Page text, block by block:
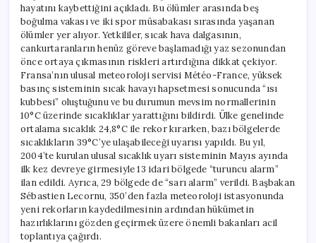
hayatını kaybettiğini açıkladı. Bu ölümler arasında beş
boğulma vakası ve iki spor müsabakası sırasında yaşanan
ölümler yer alıyor. Yetkililer, sıcak hava dalgasının,
cankurtaranların henüz göreve başlamadığı yaz sezonundan
önce ortaya çıkmasının riskleri artırdığına dikkat çekiyor.
Fransa’nın ulusal meteoroloji servisi Météo-France, yüksek
basınç sisteminin sıcak havayı hapsetmesi sonucunda “ısı
kubbesi” oluştuğunu ve bu durumun mevsim normallerinin
10°C üzerinde sıcaklıklar yarattığını bildirdi. Ülke genelinde
ortalama sıcaklık 24,8°C ile rekor kırarken, bazı bölgelerde
sıcaklıkların 39°C’ye ulaşabileceği uyarısı yapıldı. Bu yıl,
2004’te kurulan ulusal sıcaklık uyarı sisteminin Mayıs ayında
ilk kez devreye girmesiyle 13 idari bölgede “turuncu alarm”
ilan edildi. Ayrıca, 29 bölgede de “sarı alarm” verildi. Başbakan
Sébastien Lecornu, 350’den fazla meteoroloji istasyonunda
yeni rekorların kaydedilmesinin ardından hükümetin
hazırlıklarını gözden geçirmek üzere önemli bakanları acil
toplantıya çağırdı.